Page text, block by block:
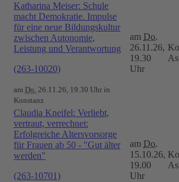
Katharina Meiser: Schule
macht Demokratie. Impulse
für eine neue Bildungskultur
zwischen Autonomie,
Leistung und Verantwortung
(263-10020)
am Do. 26.11.26, 19.30 Uhr in
Konstanz
am Do.
26.11.26,
19.30
Uhr
Claudia Kneifel: Verliebt,
vertraut, verrechnet:
Erfolgreiche Altersvorsorge
für Frauen ab 50 - "Gut älter
werden"
(263-10701)
am Do.
15.10.26,
19.00
Uhr